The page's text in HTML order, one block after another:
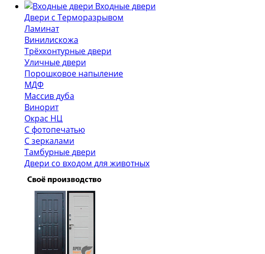
Входные двери
Двери с Терморазрывом
Ламинат
Винилискожа
Трёхконтурные двери
Уличные двери
Порошковое напыление
МДФ
Массив дуба
Винорит
Окрас НЦ
С фотопечатью
С зеркалами
Тамбурные двери
Двери со входом для животных